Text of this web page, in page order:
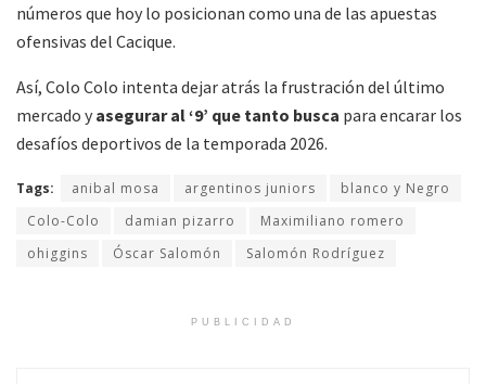
números que hoy lo posicionan como una de las apuestas
ofensivas del Cacique.
Así, Colo Colo intenta dejar atrás la frustración del último
mercado y asegurar al ‘9’ que tanto busca para encarar los
desafíos deportivos de la temporada 2026.
Tags: anibal mosa argentinos juniors
blanco y Negro
Colo-Colo
damian pizarro
Maximiliano romero
ohiggins
Óscar Salomón Salomón Rodríguez
PUBLICIDAD